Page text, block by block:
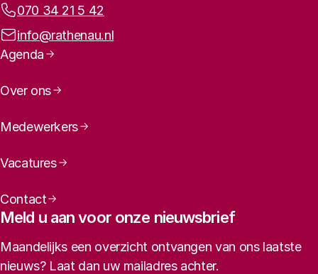
Telefoonnummer:
070 34 21 5 42
E-mailadres:
info@rathenau.nl
Paginanavigatie
Agenda
Over ons
Medewerkers
Vacatures
Contact
Meld u aan voor onze nieuwsbrief
Maandelijks een overzicht ontvangen van ons laatste
nieuws? Laat dan uw mailadres achter.